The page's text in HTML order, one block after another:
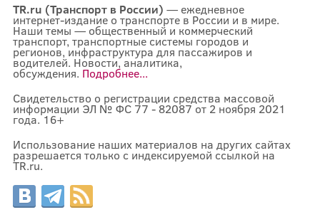
TR.ru (Транспорт в России) — ежедневное
интернет-издание о транспорте в России и в мире.
Наши темы — общественный и коммерческий
транспорт, транспортные системы городов и
регионов, инфраструктура для пассажиров и
водителей. Новости, аналитика,
обсуждения. Подробнее...
Свидетельство о регистрации средства массовой
информации ЭЛ № ФС 77 - 82087 от 2 ноября 2021
года. 16+
Использование наших материалов на других сайтах
разрешается только с индексируемой ссылкой на
TR.ru.